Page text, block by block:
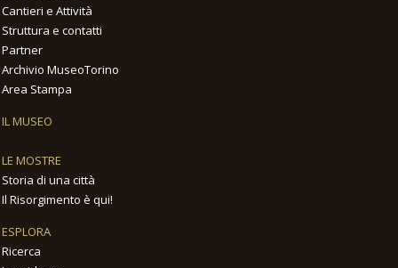
Cantieri e Attività
Struttura e contatti
Partner
Archivio MuseoTorino
Area Stampa
IL MUSEO
LE MOSTRE
Storia di una città
Il Risorgimento è qui!
ESPLORA
Ricerca